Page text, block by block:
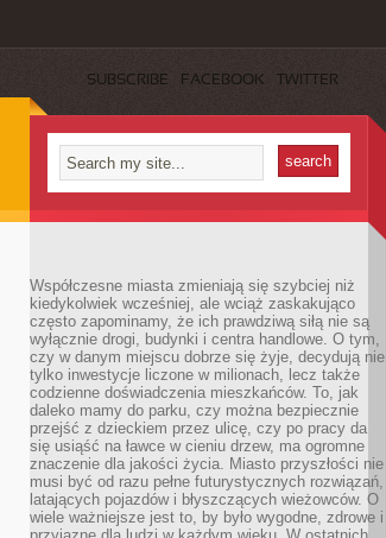
SUBSCRIBE FACEBOOK TWITTER
Współczesne miasta zmieniają się szybciej niż
kiedykolwiek wcześniej, ale wciąż zaskakująco
często zapominamy, że ich prawdziwą siłą nie są
wyłącznie drogi, budynki i centra handlowe. O tym,
czy w danym miejscu dobrze się żyje, decydują nie
tylko inwestycje liczone w milionach, lecz także
codzienne doświadczenia mieszkańców. To, jak
daleko mamy do parku, czy można bezpiecznie
przejść z dzieckiem przez ulicę, czy po pracy da
się usiąść na ławce w cieniu drzew, ma ogromne
znaczenie dla jakości życia. Miasto przyszłości nie
musi być od razu pełne futurystycznych rozwiązań,
latających pojazdów i błyszczących wieżowców. O
wiele ważniejsze jest to, by było wygodne, zdrowe i